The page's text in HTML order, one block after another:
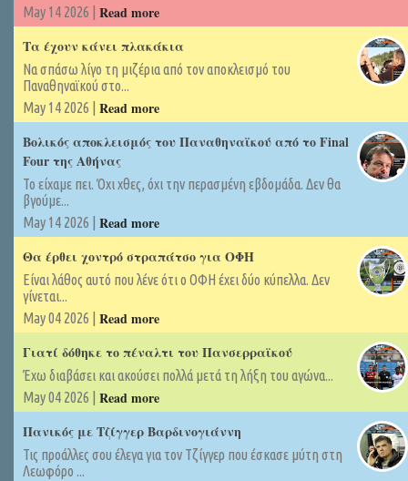
May 14 2026 | Read more
Τα έχουν κάνει πλακάκια
Να σπάσω λίγο τη μιζέρια από τον αποκλεισμό του
Παναθηναϊκού στο...
May 14 2026 | Read more
Βολικός αποκλεισμός του Παναθηναϊκού από το Final
Four της Αθήνας
Το είχαμε πει. Όχι χθες, όχι την περασμένη εβδομάδα. Δεν θα
βγούμε...
May 14 2026 | Read more
Θα έρθει χοντρό στραπάτσο για ΟΦΗ
Είναι λάθος αυτό που λένε ότι ο ΟΦΗ έχει δύο κύπελλα. Δεν
γίνεται...
May 04 2026 | Read more
Γιατί δόθηκε το πέναλτι του Πανσερραϊκού
Έχω διαβάσει και ακούσει πολλά μετά τη λήξη του αγώνα...
May 04 2026 | Read more
Πανικός με Τζίγγερ Βαρδινογιάννη
Τις προάλλες σου έλεγα για τον Τζίγγερ που έσκασε μύτη στη
Λεωφόρο ...